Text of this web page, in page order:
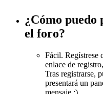
¿Cómo puedo
el foro?
Fácil. Regístrese
enlace de
Tras registrarse,
presentará un
mensaje :)